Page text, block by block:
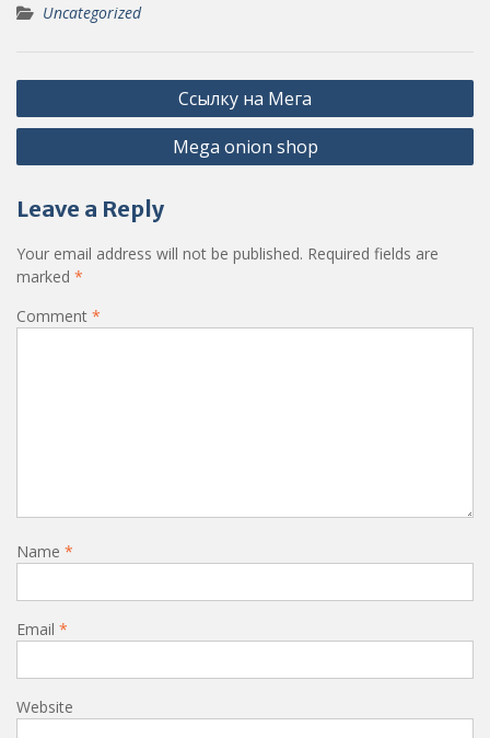
Uncategorized
Post
navigation
Ссылку на Мега
Mega onion shop
Leave a Reply
Your email address will not be published. Required fields are
marked *
Comment *
Name *
Email *
Website